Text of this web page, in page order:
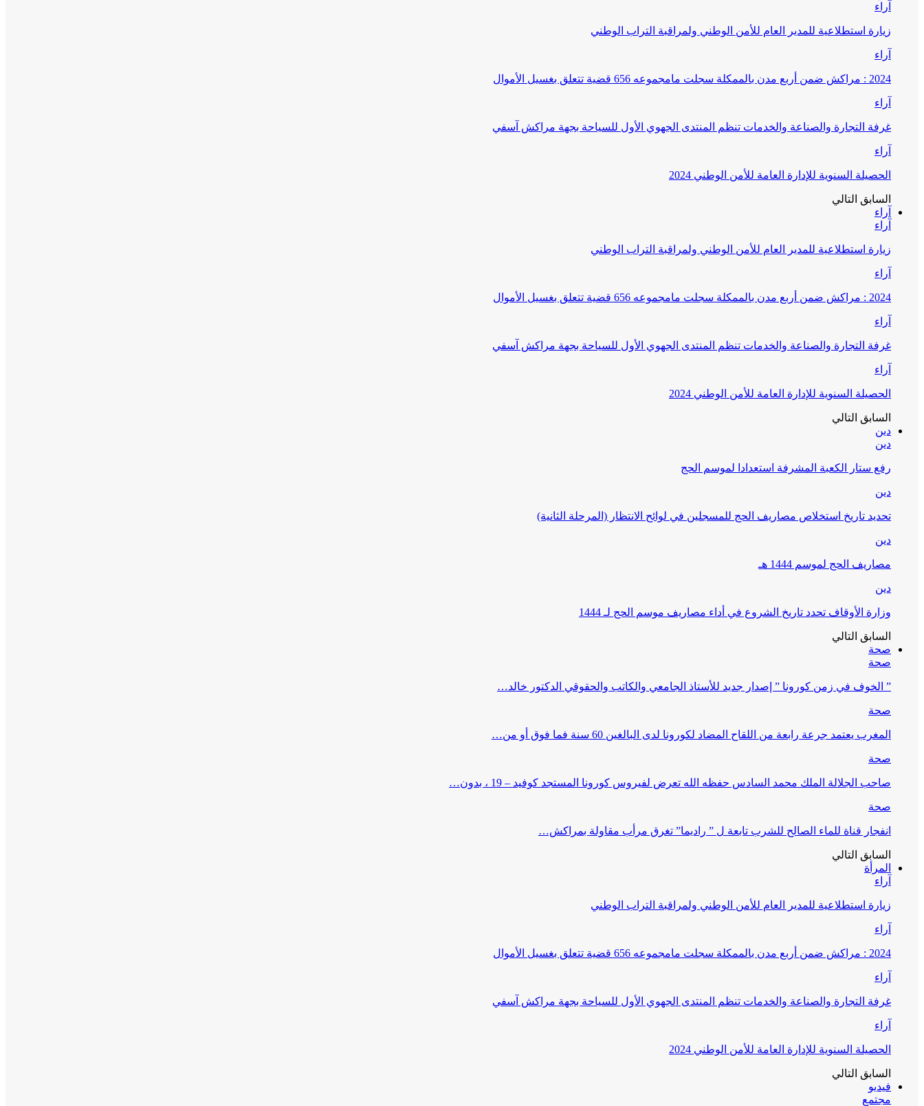
آراء
زيارة استطلاعية للمدير العام للأمن الوطني ولمراقبة التراب الوطني
آراء
2024 : مراكش ضمن أربع مدن بالممكلة سجلت مامجموعه 656 قضية تتعلق بغسيل الأموال
آراء
غرفة التجارة والصناعة والخدمات تنظم المنتدى الجهوي الأول للسياحة بجهة مراكش آسفي
آراء
الحصيلة السنوية للإدارة العامة للأمن الوطني 2024
السابق التالي
آراء
آراء
زيارة استطلاعية للمدير العام للأمن الوطني ولمراقبة التراب الوطني
آراء
2024 : مراكش ضمن أربع مدن بالممكلة سجلت مامجموعه 656 قضية تتعلق بغسيل الأموال
آراء
غرفة التجارة والصناعة والخدمات تنظم المنتدى الجهوي الأول للسياحة بجهة مراكش آسفي
آراء
الحصيلة السنوية للإدارة العامة للأمن الوطني 2024
السابق التالي
دين
دين
رفع ستار الكعبة المشرفة استعدادا لموسم الحج
دين
تحديد تاريخ استخلاص مصاريف الحج للمسجلين في لوائح الانتظار (المرحلة الثانية)
دين
مصاريف الحج لموسم 1444 هـ
دين
وزارة الأوقاف تحدد تاريخ الشروع في أداء مصاريف موسم الحج لـ 1444
السابق التالي
صحة
صحة
” الخوف في زمن كورونا ” إصدار جديد للأستاذ الجامعي والكاتب والحقوقي الدكتور خالد…
صحة
المغرب يعتمد جرعة رابعة من اللقاح المضاد لكورونا لدى البالغين 60 سنة فما فوق أو من…
صحة
صاحب الجلالة الملك محمد السادس حفظه الله تعرض لفيروس كورونا المستجد كوفيد – 19 ، بدون…
صحة
انفجار قناة للماء الصالح للشرب تابعة ل ” راديما” تغرق مرأب مقاولة بمراكش…
السابق التالي
المرأة
آراء
زيارة استطلاعية للمدير العام للأمن الوطني ولمراقبة التراب الوطني
آراء
2024 : مراكش ضمن أربع مدن بالممكلة سجلت مامجموعه 656 قضية تتعلق بغسيل الأموال
آراء
غرفة التجارة والصناعة والخدمات تنظم المنتدى الجهوي الأول للسياحة بجهة مراكش آسفي
آراء
الحصيلة السنوية للإدارة العامة للأمن الوطني 2024
السابق التالي
فيديو
مجتمع